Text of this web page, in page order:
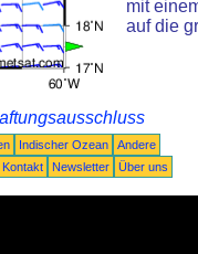
mit
auf die
Indischer Ozean
Andere
Kontakt Newsletter Über uns